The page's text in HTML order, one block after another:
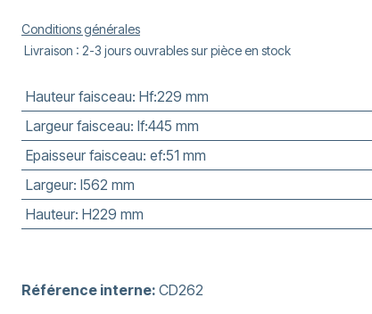
Conditions générales
Livraison : 2-3 jours ouvrables sur pièce en stock
Hauteur faisceau: Hf:229 mm
Largeur faisceau: lf:445 mm
Epaisseur faisceau: ef:51 mm
Largeur: l562 mm
Hauteur: H229 mm
Référence interne: CD262